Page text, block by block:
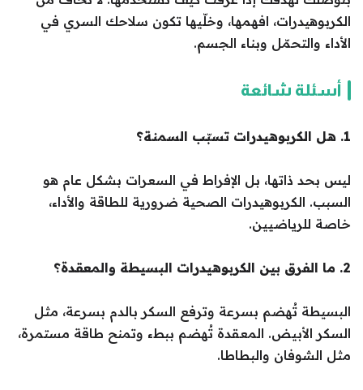
الكربوهيدرات، افهمها، وخلّيها تكون سلاحك السري في
الأداء والتحمّل وبناء الجسم.
أسئلة شائعة
1. هل الكربوهيدرات تسبّب السمنة؟
ليس بحد ذاتها، بل الإفراط في السعرات بشكل عام هو
السبب. الكربوهيدرات الصحية ضرورية للطاقة والأداء،
خاصة للرياضيين.
2. ما الفرق بين الكربوهيدرات البسيطة والمعقدة؟
البسيطة تُهضم بسرعة وترفع السكر بالدم بسرعة، مثل
السكر الأبيض. المعقدة تُهضم ببطء وتمنح طاقة مستمرة،
مثل الشوفان والبطاطا.